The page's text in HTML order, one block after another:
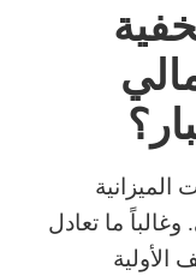
ما تعادل
الأولية